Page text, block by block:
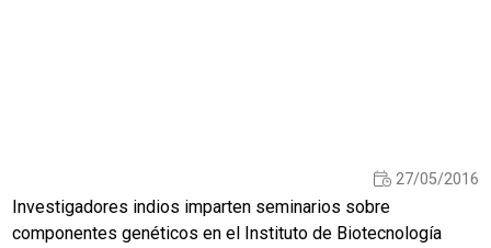
27/05/2016
Investigadores indios imparten seminarios sobre
componentes genéticos en el Instituto de Biotecnología